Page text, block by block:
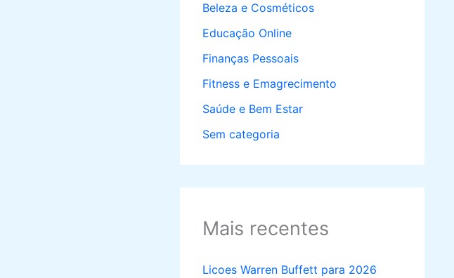
Beleza e Cosméticos
Educação Online
Finanças Pessoais
Fitness e Emagrecimento
Saúde e Bem Estar
Sem categoria
Mais recentes
Licoes Warren Buffett para 2026